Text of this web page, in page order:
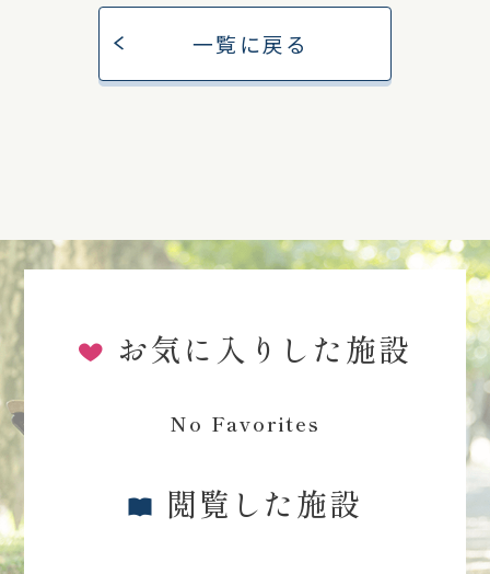
一覧に戻る
お気に入りした施設
No Favorites
閲覧した施設